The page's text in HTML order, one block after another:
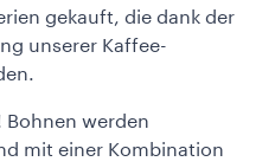
gekauft, die dank der
unserer Kaffee-
Bohnen werden
mit einer Kombination